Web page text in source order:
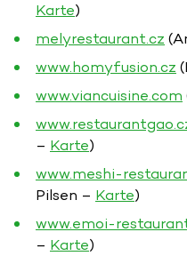
Karte)
melyrestaurant.cz
www.homyfusion.cz
www.viancuisine.com
– Karte)
www.meshi-
Pilsen – Karte)
www.emoi-
– Karte)